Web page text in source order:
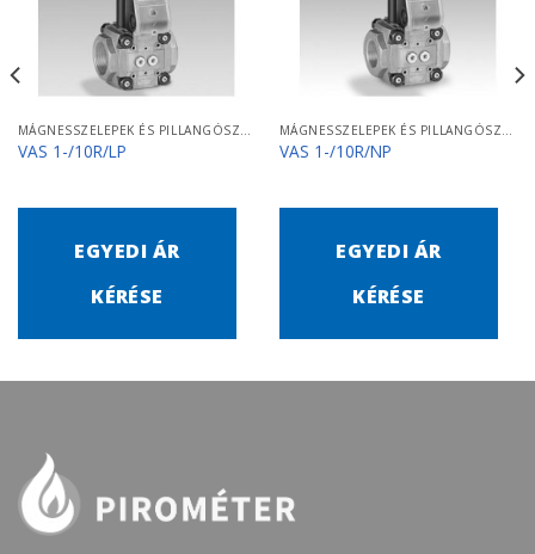
MÁGNESSZELEPEK ÉS PILLANGÓSZELEPEK
VAS 1-/10R/LP
EGYEDI ÁR
KÉRÉSE
MÁGNESSZELEPEK ÉS PILLANGÓSZELEPEK
VAS 1-/10R/NP
EGYEDI ÁR
KÉRÉSE